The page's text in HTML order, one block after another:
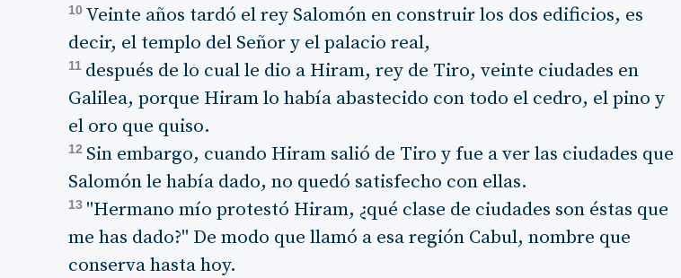
10Veinte años tardó el rey Salomón en construir los dos edificios, es
decir, el templo del Señor y el palacio real,
11 después de lo cual le dio a Hiram, rey de Tiro, veinte ciudades en
Galilea, porque Hiram lo había abastecido con todo el cedro, el pino y
el oro que quiso.
12 Sin embargo, cuando Hiram salió de Tiro y fue a ver las ciudades que
Salomón le había dado, no quedó satisfecho con ellas.
13 "Hermano mío protestó Hiram, ¿qué clase de ciudades son éstas que
me has dado?" De modo que llamó a esa región Cabul, nombre que
conserva hasta hoy.